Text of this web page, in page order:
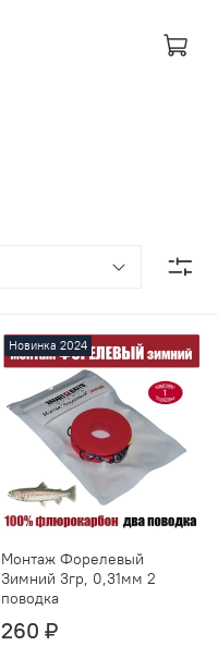
Новинка 2024
Монтаж Форелевый
Зимний 3гр, 0,31мм 2
поводка
260 ₽